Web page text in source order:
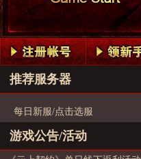
推荐服务器
每日新服/点击选服
游戏公告/活动